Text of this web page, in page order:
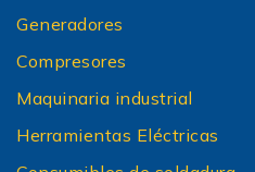
Generadores
Compresores
Maquinaria industrial
Herramientas Eléctricas